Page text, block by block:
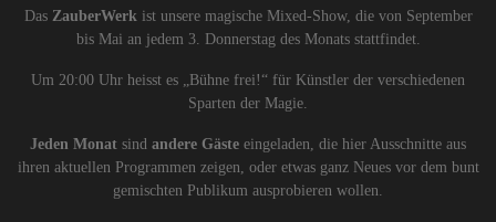
Das ZauberWerkist unsere magische Mixed-Show, die von September
bis Mai an jedem 3. Donnerstag des Monats stattfindet.
Um 20:00 Uhr heisst es „Bühne frei!“ für Künstler der verschiedenen
Sparten der Magie.
Jeden Monat sind andere Gäste eingeladen, die hier Ausschnitte aus
ihren aktuellen Programmen zeigen, oder etwas ganz Neues vor dem bunt
gemischten Publikum ausprobieren wollen.